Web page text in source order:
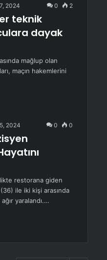
2024 0 2
teknik
dayak
mağlup olan
maçın hakemlerini
2024 0 0
restorana giden
ile iki kişi arasında
yaralandı.…